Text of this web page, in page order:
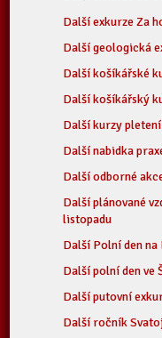
Další exkurze Za
Další geologická
Další košíkářské
Další košíkářský
Další kurzy
Další nabidka
Další odborné
Další plánované
listopadu
Další Polní den
Další polní den ve
Další putovní
Další ročník